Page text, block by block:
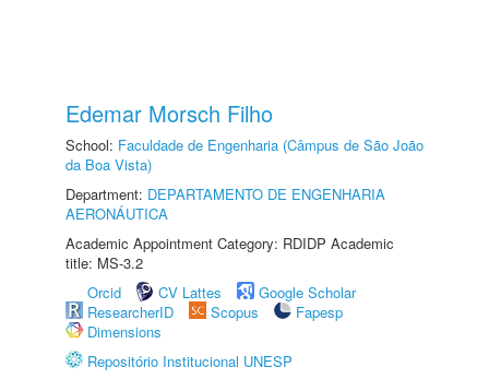
Edemar Morsch Filho
School: Faculdade de Engenharia (Câmpus de São João
da Boa Vista)
Department: DEPARTAMENTO DE ENGENHARIA
AERONÁUTICA
Academic Appointment Category: RDIDP Academic
title: MS-3.2
Orcid
CV Lattes
Google Scholar
ResearcherID
Scopus
Fapesp
Dimensions
Repositório Institucional UNESP